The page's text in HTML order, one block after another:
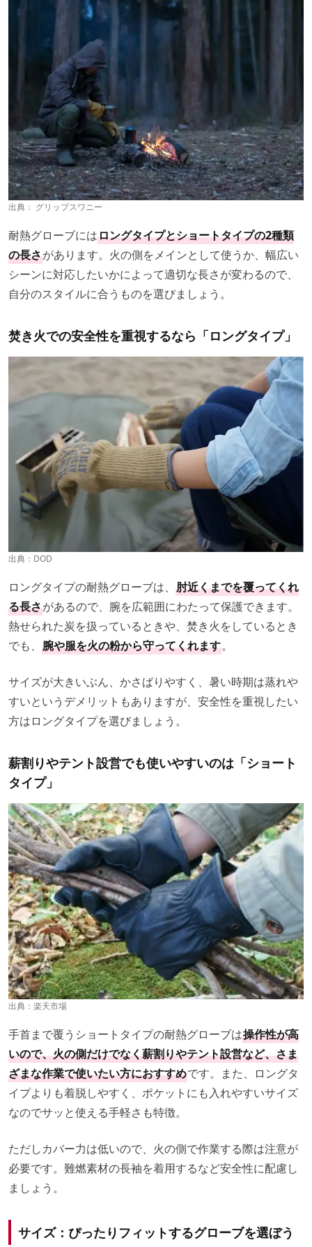
出典： グリップスワニー
耐熱グローブにはロングタイプとショートタイプの2種類
の長さがあります。火の側をメインとして使うか、幅広い
シーンに対応したいかによって適切な長さが変わるので、
自分のスタイルに合うものを選びましょう。
焚き火での安全性を重視するなら「ロングタイプ」
出典： DOD
ロングタイプの耐熱グローブは、 肘近くまでを覆ってくれ
る長さがあるので、腕を広範囲にわたって保護できます。
熱せられた炭を扱っているときや、焚き火をしているとき
でも、 腕や服を火の粉から守ってくれます。
サイズが大きいぶん、かさばりやすく、暑い時期は蒸れや
すいというデメリットもありますが、安全性を重視したい
方はロングタイプを選びましょう。
薪割りやテント設営でも使いやすいのは「ショート
タイプ」
出典： 楽天市場
手首まで覆うショートタイプの耐熱グローブは操作性が高
いので、火の側だけでなく薪割りやテント設営など、さま
ざまな作業で使いたい方におすすめです。また、ロングタ
イプよりも着脱しやすく、ポケットにも入れやすいサイズ
なのでサッと使える手軽さも特徴。
ただしカバー力は低いので、火の側で作業する際は注意が
必要です。難燃素材の長袖を着用するなど安全性に配慮し
ましょう。
サイズ：ぴったりフィットするグローブを選ぼう